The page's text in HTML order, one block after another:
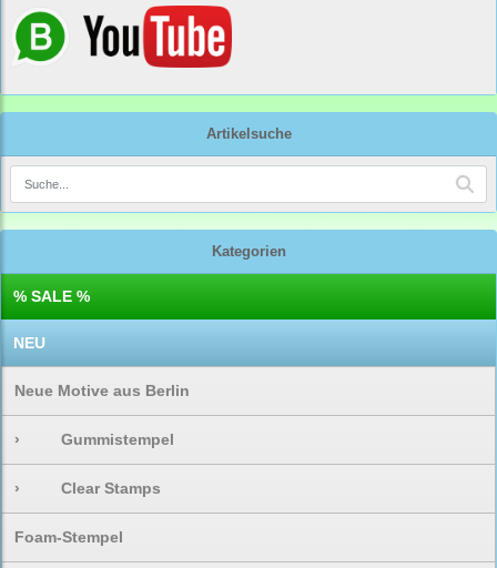
Artikelsuche
Kategorien
% SALE %
NEU
Neue Motive aus Berlin
› Gummistempel
› Clear Stamps
Foam-Stempel